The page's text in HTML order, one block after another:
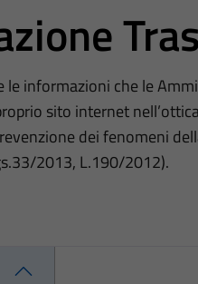
le informazioni che le
sito internet
dei fenomeni
2013, L.190/2012).